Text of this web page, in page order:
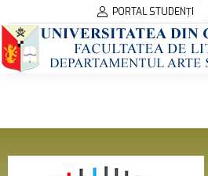
PORTAL STUDENȚI